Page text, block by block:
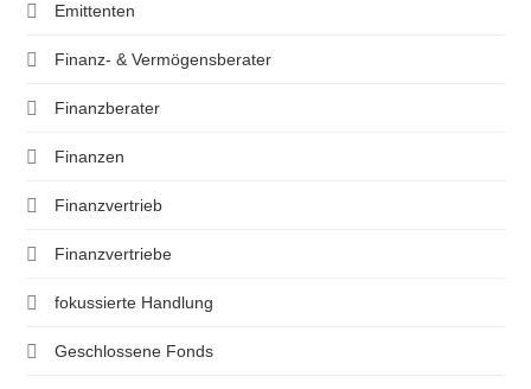
Emittenten
Finanz- & Vermögensberater
Finanzberater
Finanzen
Finanzvertrieb
Finanzvertriebe
fokussierte Handlung
Geschlossene Fonds